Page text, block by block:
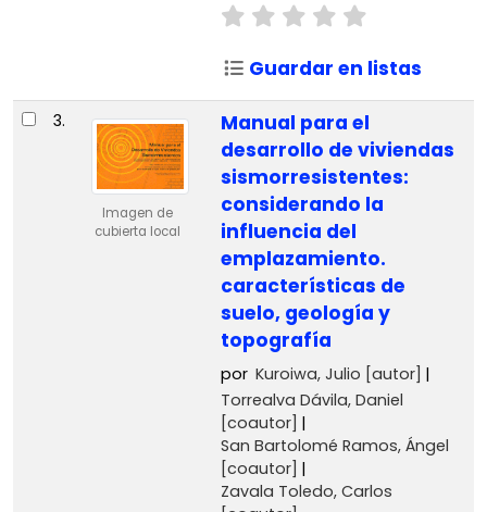
Guardar en listas
3.
Imagen de
cubierta local
Manual para el
desarrollo de viviendas
sismorresistentes:
considerando la
influencia del
emplazamiento.
características de
suelo, geología y
topografía
por Kuroiwa, Julio [autor]
Torrealva Dávila, Daniel
[coautor]
San Bartolomé Ramos, Ángel
[coautor]
Zavala Toledo, Carlos